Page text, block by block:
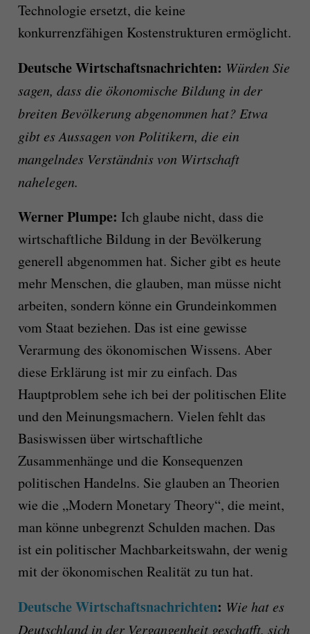
Technologie ersetzt, die keine
konkurrenzfähigen Kostenstrukturen ermöglicht.
Deutsche Wirtschaftsnachrichten: Würden Sie
sagen, dass die ökonomische Bildung in der
breiten Bevölkerung abgenommen hat? Etwa
gibt es Aussagen von Politikern, die ein
mangelndes Verständnis von Wirtschaft
nahelegen.
Werner Plumpe: Ich glaube nicht, dass die
wirtschaftliche Bildung in der Bevölkerung
generell abgenommen hat. Sicher gibt es heute
mehr Menschen, die glauben, man müsse nicht
arbeiten, sondern könne ein Grundeinkommen
vom Staat beziehen. Das ist eine gewisse
Verarmung des ökonomischen Wissens. Aber
diese Erklärung ist mir zu einfach. Das
Hauptproblem sehe ich bei der politischen Elite
und den Meinungsmachern. Vielen fehlt das
Basiswissen über wirtschaftliche
Zusammenhänge und die Konsequenzen
politischen Handelns. Sie glauben an Theorien
wie die „Modern Monetary Theory“, die meint,
man könne unbegrenzt Schulden machen. Das
ist ein politischer Machbarkeitswahn, der wenig
mit der ökonomischen Realität zu tun hat.
Deutsche Wirtschaftsnachrichten: Wie hat es
Deutschland in der Vergangenheit geschafft, sich